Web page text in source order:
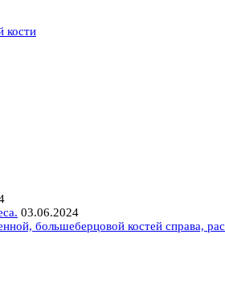
кости
03.06.2024
большеберцовой костей справа,